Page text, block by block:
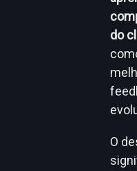
do
O